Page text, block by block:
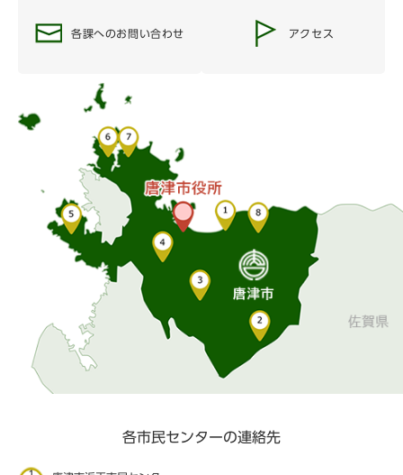
各課へのお問い合わせ アクセス
各市民センターの連絡先